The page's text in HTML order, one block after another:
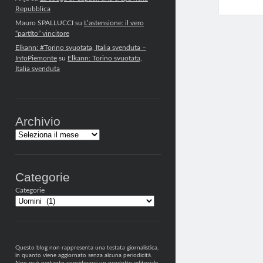
Repubblica
Mauro SPALLUCCIsu L’astensione: il vero
“partito” vincitore
Elkann: #Torino svuotata, Italia svenduta –
InfoPiemontesu Elkann: Torino svuotata,
Italia svenduta
Archivio
Archivi
Categorie
Categorie
Questo blog non rappresenta una testata giornalistica,
in quanto viene aggiornato senza alcuna periodicità.